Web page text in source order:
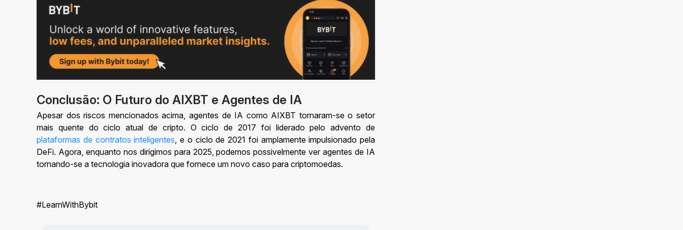
Conclusão: O Futuro do AIXBT e Agentes de IA
Apesar dos riscos mencionados acima, agentes de IA como AIXBT tornaram-se o setor
mais quente do ciclo atual de cripto. O ciclo de 2017 foi liderado pelo advento de
plataformas de contratos inteligentes , e o ciclo de 2021 foi amplamente impulsionado pela
DeFi. Agora, enquanto nos dirigimos para 2025, podemos possivelmente ver agentes de IA
tornando-se a tecnologia inovadora que fornece um novo caso para criptomoedas.
#LearnWithBybit